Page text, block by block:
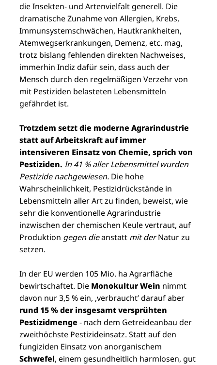
die Insekten- und Artenvielfalt generell. Die
dramatische Zunahme von Allergien, Krebs,
Immunsystemschwächen, Hautkrankheiten,
Atemwegserkrankungen, Demenz, etc. mag,
trotz bislang fehlenden direkten Nachweises,
immerhin Indiz dafür sein, dass auch der
Mensch durch den regelmäßigen Verzehr von
mit Pestiziden belasteten Lebensmitteln
gefährdet ist.
Trotzdem setzt die moderne Agrarindustrie
statt auf Arbeitskraft auf immer
intensiveren Einsatz von Chemie, sprich von
Pestiziden. In 41 % aller Lebensmittel wurden
Pestizide nachgewiesen. Die hohe
Wahrscheinlichkeit, Pestizidrückstände in
Lebensmitteln aller Art zu finden, beweist, wie
sehr die konventionelle Agrarindustrie
inzwischen der chemischen Keule vertraut, auf
Produktion gegen dieanstatt mit derNatur zu
setzen.
In der EU werden 105 Mio. ha Agrarfläche
bewirtschaftet. Die Monokultur Wein nimmt
davon nur 3,5 % ein, ‚verbraucht’ darauf aber
rund 15 % der insgesamt versprühten
Pestizidmenge - nach dem Getreideanbau der
zweithöchste Pestizideinsatz. Statt auf den
fungiziden Einsatz von anorganischem
Schwefel, einem gesundheitlich harmlosen, gut